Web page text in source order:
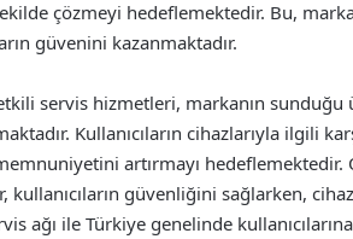
çözmeyi hedeflemektedir. Bu,
güvenini kazanmaktadır.
servis hizmetleri, markanın
Kullanıcıların cihazlarıyla ilgili
artırmayı
kullanıcıların güvenliğini sağlarken,
ağı ile Türkiye genelinde